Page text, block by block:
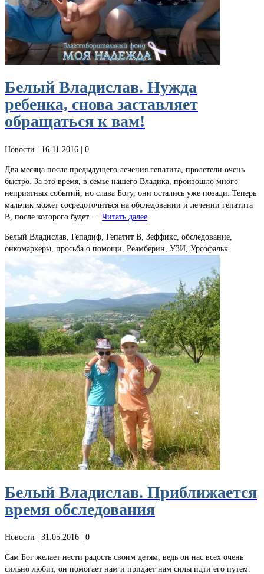
Белый Владислав. Нужда
ребенка, снова заставляет
обращаться к вам!
Новости | 16.11.2016 | 0
Два месяца после предыдущего лечения гепатита, пролетели очень
быстро. За это время, в семье нашего Владика, произошло много
неприятных событий, но слава Богу, они остались уже позади. Теперь
мальчик может сосредоточиться на обследовании и лечении гепатита
В, после которого будет … Читать далее
Белый Владислав, Гепадиф, Гепатит В, Зеффикс, обследование,
онкомаркеры, просьба о помощи, Реамберин, УЗИ, Урсофальк
Белый Владислав. Приближается
время обследования
Новости | 31.05.2016 | 0
Сам Бог желает нести радость своим детям, ведь он нас всех очень
сильно любит, он помогает нам и придает нам силы идти его путем.